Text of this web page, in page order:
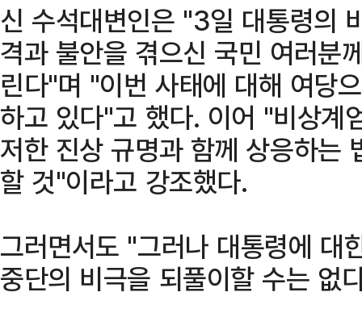
신 수석대변인은 "3일 대통령의
격과 불안을 겪으신 국민 여러분
린다"며 "이번 사태에 대해 여당
하고 있다"고 했다. 이어 "비상계
저한 진상 규명과 함께 상응하는
할 것"이라고 강조했다.
그러면서도 "그러나 대통령에 대
중단의 비극을 되풀이할 수는 없